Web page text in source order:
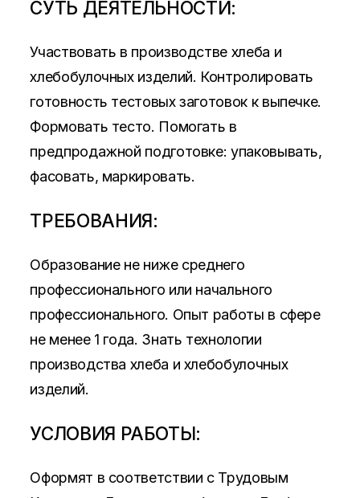
СУТЬ ДЕЯТЕЛЬНОСТИ:
Участвовать в производстве хлеба и
хлебобулочных изделий. Контролировать
готовность тестовых заготовок к выпечке.
Формовать тесто. Помогать в
предпродажной подготовке: упаковывать,
фасовать, маркировать.
ТРЕБОВАНИЯ:
Образование не ниже среднего
профессионального или начального
профессионального. Опыт работы в сфере
не менее 1 года. Знать технологии
производства хлеба и хлебобулочных
изделий.
УСЛОВИЯ РАБОТЫ:
Оформят в соответствии с Трудовым